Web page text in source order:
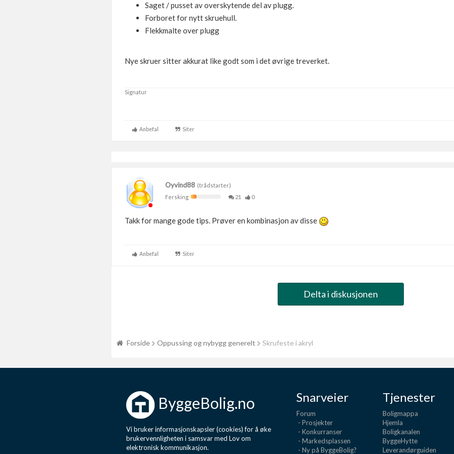
Saget / pusset av overskytende del av plugg.
Forboret for nytt skruehull.
Flekkmalte over plugg
Nye skruer sitter akkurat like godt som i det øvrige treverket.
Signatur
Anbefal Siter
Oyvind88 (trådstarter)
Fersking
21 0
Takk for mange gode tips. Prøver en kombinasjon av disse
Anbefal Siter
Delta i diskusjonen
Forside Oppussing og nybygg generelt Skrufeste i akryl
ByggeBolig.no
Vi bruker informasjonskapsler (cookies) for å øke
brukervennligheten i samsvar med Lov om
elektronisk kommunikasjon.
Snarveier
Forum
- Prosjekter
- Konkurranser
- Markedsplassen
- Ny på ByggeBolig?
Tjenester
Boligmappa
Hjemla
Boligkanalen
ByggeHytte
Leverandørguiden